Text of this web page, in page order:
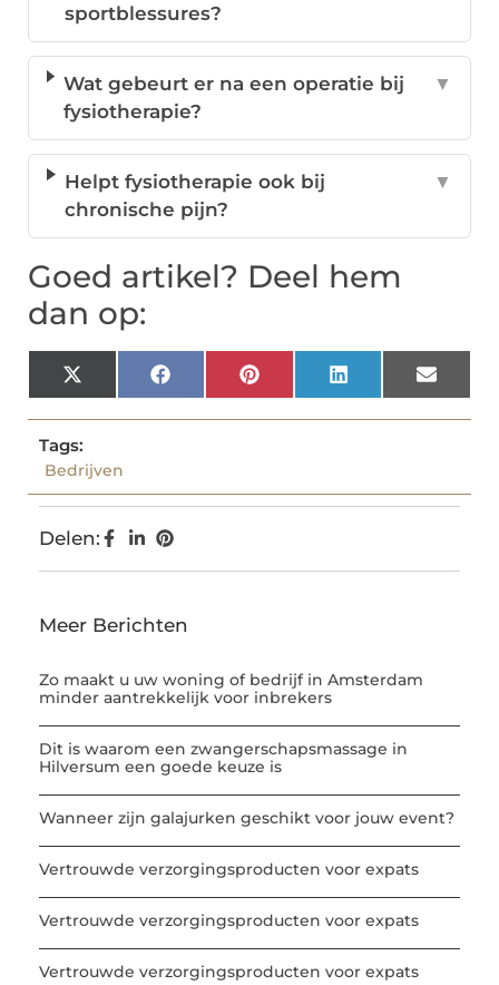
sportblessures?
Wat gebeurt er na een operatie bij
fysiotherapie?
▼
Helpt fysiotherapie ook bij
chronische pijn?
▼
Goed artikel? Deel hem
dan op:
X
(Twitter)
FacebookPinterestLinkedInEmail
Tags:
Bedrijven
Delen:
Meer Berichten
Zo maakt u uw woning of bedrijf in Amsterdam
minder aantrekkelijk voor inbrekers
Dit is waarom een zwangerschapsmassage in
Hilversum een goede keuze is
Wanneer zijn galajurken geschikt voor jouw event?
Vertrouwde verzorgingsproducten voor expats
Vertrouwde verzorgingsproducten voor expats
Vertrouwde verzorgingsproducten voor expats